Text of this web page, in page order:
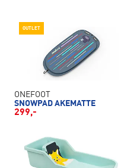
OUTLET
ONEFOOT
SNOWPAD AKEMATTE
299,-